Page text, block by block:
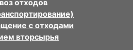
отходов
с отходами
вторсырья